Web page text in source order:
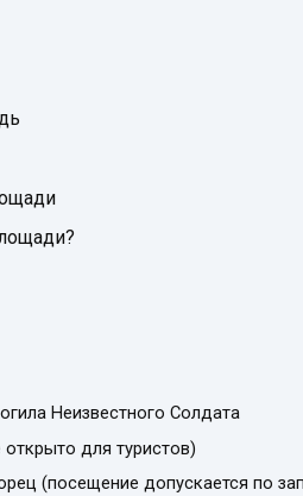
Неизвестного Солдата
для туристов)
(посещение допускается по